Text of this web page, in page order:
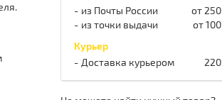
из Почты России
от
из точки выдачи
от
Курьер
Доставка курьером